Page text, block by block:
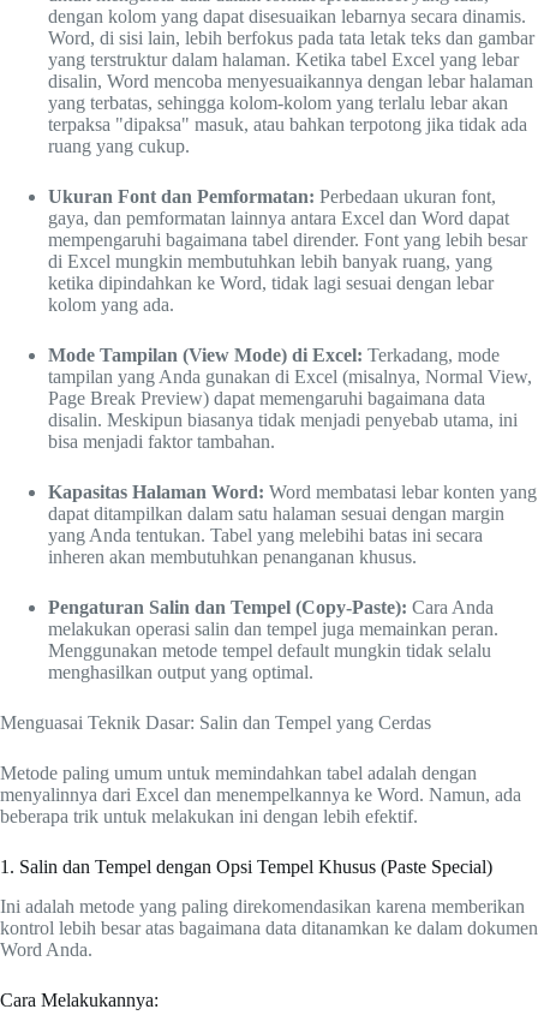
dengan kolom yang dapat disesuaikan lebarnya secara dinamis.
Word, di sisi lain, lebih berfokus pada tata letak teks dan gambar
yang terstruktur dalam halaman. Ketika tabel Excel yang lebar
disalin, Word mencoba menyesuaikannya dengan lebar halaman
yang terbatas, sehingga kolom-kolom yang terlalu lebar akan
terpaksa "dipaksa" masuk, atau bahkan terpotong jika tidak ada
ruang yang cukup.
Ukuran Font dan Pemformatan: Perbedaan ukuran font,
gaya, dan pemformatan lainnya antara Excel dan Word dapat
mempengaruhi bagaimana tabel dirender. Font yang lebih besar
di Excel mungkin membutuhkan lebih banyak ruang, yang
ketika dipindahkan ke Word, tidak lagi sesuai dengan lebar
kolom yang ada.
Mode Tampilan (View Mode) di Excel: Terkadang, mode
tampilan yang Anda gunakan di Excel (misalnya, Normal View,
Page Break Preview) dapat memengaruhi bagaimana data
disalin. Meskipun biasanya tidak menjadi penyebab utama, ini
bisa menjadi faktor tambahan.
Kapasitas Halaman Word: Word membatasi lebar konten yang
dapat ditampilkan dalam satu halaman sesuai dengan margin
yang Anda tentukan. Tabel yang melebihi batas ini secara
inheren akan membutuhkan penanganan khusus.
Pengaturan Salin dan Tempel (Copy-Paste): Cara Anda
melakukan operasi salin dan tempel juga memainkan peran.
Menggunakan metode tempel default mungkin tidak selalu
menghasilkan output yang optimal.
Menguasai Teknik Dasar: Salin dan Tempel yang Cerdas
Metode paling umum untuk memindahkan tabel adalah dengan
menyalinnya dari Excel dan menempelkannya ke Word. Namun, ada
beberapa trik untuk melakukan ini dengan lebih efektif.
1. Salin dan Tempel dengan Opsi Tempel Khusus (Paste Special)
Ini adalah metode yang paling direkomendasikan karena memberikan
kontrol lebih besar atas bagaimana data ditanamkan ke dalam dokumen
Word Anda.
Cara Melakukannya: